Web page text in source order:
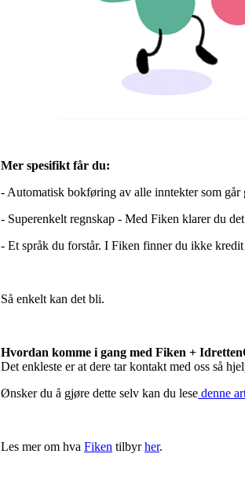
Mer spesifikt får du:
- Automatisk bokføring av alle inntekter som
- Superenkelt regnskap - Med Fiken klarer du
- Et språk du forstår. I Fiken finner du ikke
Så enkelt kan det bli.
Hvordan komme i gang med Fiken +
Det enkleste er at dere tar kontakt med oss så
Ønsker du å gjøre dette selv kan du lese denne
Les mer om hva Fiken tilbyrher.